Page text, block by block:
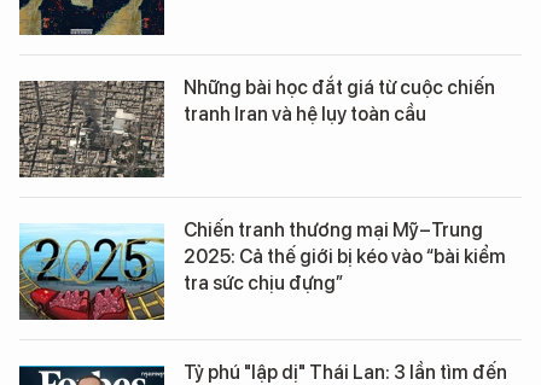
Những bài học đắt giá từ cuộc chiến
tranh Iran và hệ lụy toàn cầu
Chiến tranh thương mại Mỹ–Trung
2025: Cả thế giới bị kéo vào “bài kiểm
tra sức chịu đựng”
Tỷ phú "lập dị" Thái Lan: 3 lần tìm đến